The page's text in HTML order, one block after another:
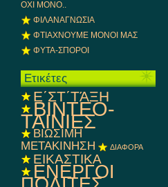
ΟΧΙ ΜΟΝΟ..
ΦΙΛΑΝΑΓΝΩΣΙΑ
ΦΤΙΑΧΝΟΥΜΕ ΜΟΝΟΙ ΜΑΣ
ΦΥΤΑ-ΣΠΟΡΟΙ
Ετικέτες
E΄ΣΤ΄ΤΆΞΗ
ΒΙΝΤΕΟ-
ΤΑΙΝΙΕΣ
ΒΙΩΣΙΜΗ
ΜΕΤΑΚΙΝΗΣΗ
ΔΙΑΦΟΡΑ
ΕΙΚΑΣΤΙΚΑ
ΕΝΕΡΓΟΙ